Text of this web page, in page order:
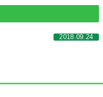
2018.09.24